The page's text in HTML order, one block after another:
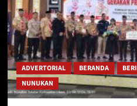
ADVERTORIAL BERANDA
NUNUKAN